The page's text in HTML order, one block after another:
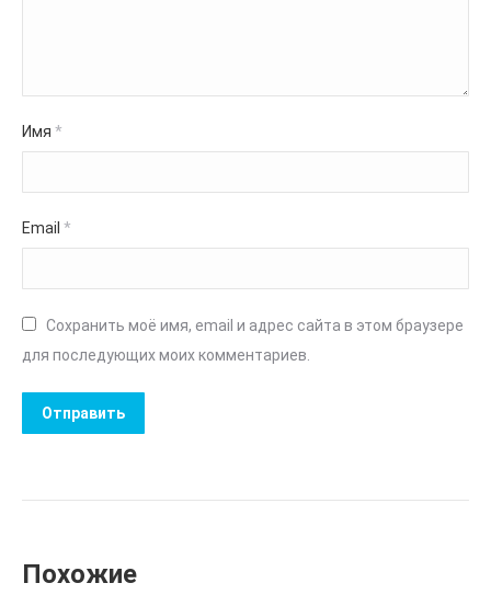
Имя *
Email *
Сохранить моё имя, email и адрес сайта в этом браузере
для последующих моих комментариев.
Похожие